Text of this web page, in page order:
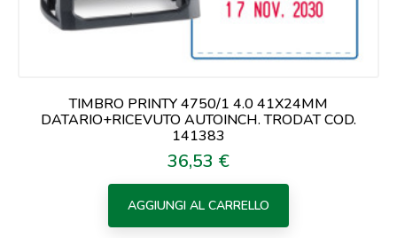
TIMBRO PRINTY 4750/1 4.0 41X24MM
DATARIO+RICEVUTO AUTOINCH. TRODAT COD.
141383
Prezzo
36,53 €
AGGIUNGI AL CARRELLO